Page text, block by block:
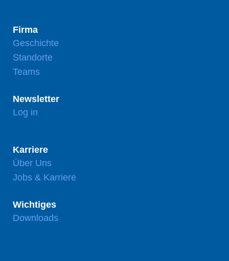
Firma
Geschichte
Standorte
Teams
Newsletter
Log in
Karriere
Über Uns
Jobs & Karriere
Wichtiges
Downloads